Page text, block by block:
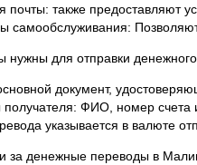
почты: также предоставляют
самообслуживания:
нужны для отправки
документ,
получателя: ФИО, номер
указывается в валюте
за денежные переводы в